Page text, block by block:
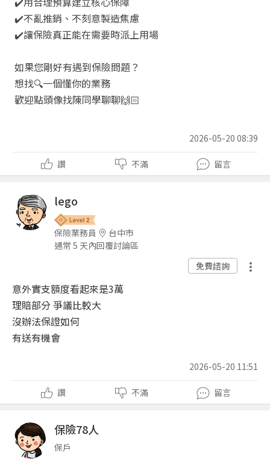
✔️不亂推銷、不刻意製造焦慮
✔️讓保險真正能在需要時派上用場
如果您剛好有遇到保險問題？
想找🔍一個懂你的業務
歡迎點頭像找陳同學聊聊🙌🏻
2026-05-20 08:39
讚 不滿 留言
lego
保險業務員
台中市
通常 5 天內回覆討論區
免費諮詢
意外實支額度看起來是3萬
理賠部分 爭議比較大
沒辦法保證如何
有送有機會
2026-05-20 11:51
讚 不滿 留言
保險78人
保戶